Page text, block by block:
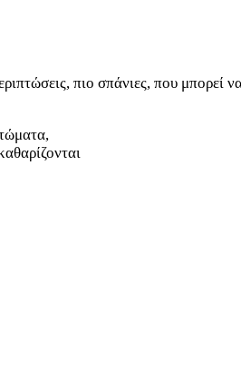
πιο σπάνιες, που μπορεί